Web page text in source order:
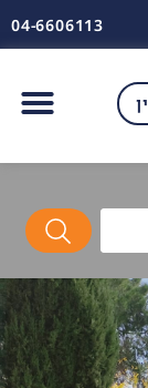
04-6606113